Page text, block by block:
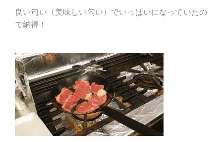
良い匂い（美味しい匂い）でいっぱいになっていたの
で納得！